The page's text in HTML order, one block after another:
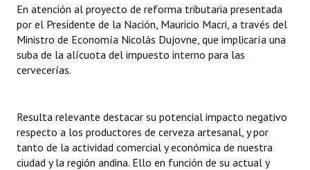
NORMATIVA
Comunicaciones
Declaraciones
Resoluciones de Presidencia
INSTITUCIONAL
En atención al proyecto de reforma tributaria presentada
por el Presidente de la Nación, Mauricio Macri, a través del
Ministro de Economía Nicolás Dujovne, que implicaría una
suba de la alícuota del impuesto interno para las
cervecerías.
Resulta relevante destacar su potencial impacto negativo
respecto a los productores de cerveza artesanal, y por
tanto de la actividad comercial y económica de nuestra
ciudad y la región andina. Ello en función de su actual y